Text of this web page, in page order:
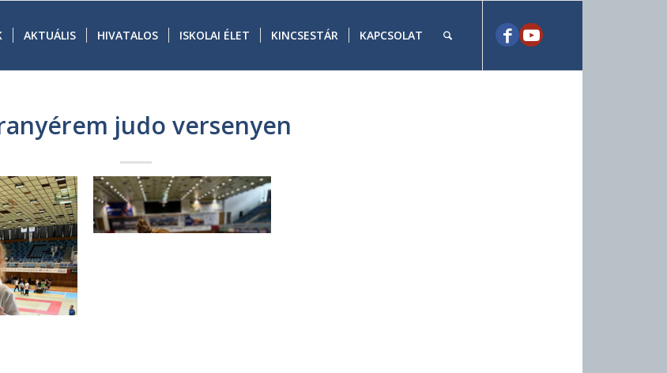
AKTUÁLIS HIVATALOS ISKOLAI ÉLET KINCSESTÁR KAPCSOLAT
judo versenyen